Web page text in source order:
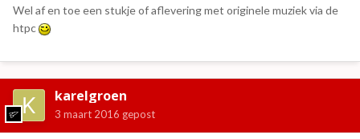
Wel af en toe een stukje of aflevering met originele muziek via de
htpc
karelgroen
3 maart 2016 gepost